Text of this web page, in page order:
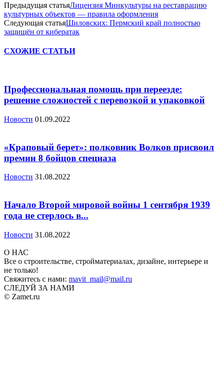
Предыдущая статьяЛицензия Минкультуры на реставрацию
культурных объектов — правила оформления
Следующая статьяШиловских: Пермский край полностью
защищён от кибератак
СХОЖИЕ СТАТЬИ
Профессиональная помощь при переезде:
решение сложностей с перевозкой и упаковкой
Новости 01.09.2022
«Краповый берет»: полковник Волков присвоил
премии 8 бойцов спецназа
Новости 31.08.2022
Начало Второй мировой войны 1 сентября 1939
года не стерлось в...
Новости 31.08.2022
О НАС
Все о строительстве, стройматериалах, дизайне, интерьере и
не только!
Свяжитесь с нами: mavit_mail@mail.ru
СЛЕДУЙ ЗА НАМИ
© Zamet.ru